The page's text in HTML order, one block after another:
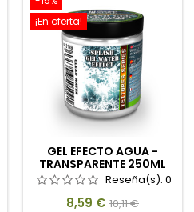
¡En oferta!
GEL EFECTO AGUA -
TRANSPARENTE 250ML
Reseña(s): 0
Precio
8,59 € Precio
10,11 €